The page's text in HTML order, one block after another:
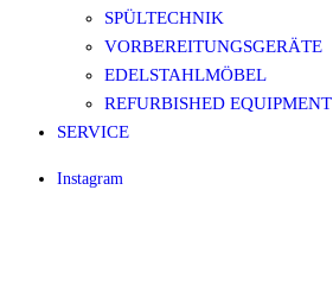
SPÜLTECHNIK
VORBEREITUNGSGERÄTE
EDELSTAHLMÖBEL
REFURBISHED EQUIPMENT
SERVICE
Instagram